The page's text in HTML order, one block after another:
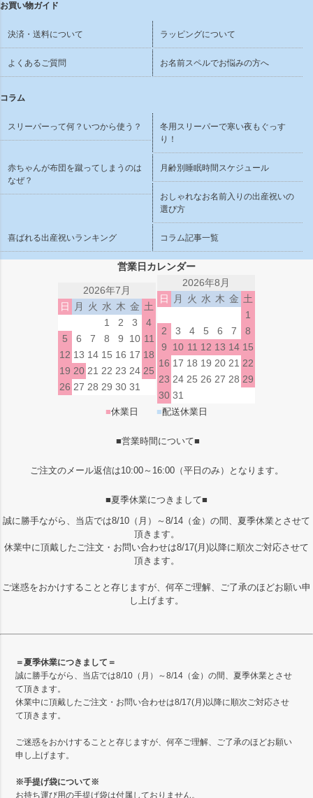
お買い物ガイド
決済・送料について ラッピングについて
よくあるご質問 お名前スペルでお悩みの方へ
コラム
スリーパーって何？いつから使う？
冬用スリーパーで寒い夜もぐっす
り！
赤ちゃんが布団を蹴ってしまうのは
なぜ？
月齢別睡眠時間スケジュール
おしゃれなお名前入りの出産祝いの
選び方
喜ばれる出産祝いランキング コラム記事一覧
営業日カレンダー
2026年7月
日
月 火 水 木 金 土
1
2 3
4
5
6 7 8 9 10 11
12 13 14 15 16 17 18
19 20 21 22 23 24 25
26 27 28 29 30 31
2026年8月
日
月 火 水 木 金 土
1
2
3 4 5 6 7
8
9
10 11 12 13 14 15
16 17 18 19 20 21 22
23 24 25 26 27 28 29
30 31
■休業日 ■配送休業日
■営業時間について■
ご注文のメール返信は10:00～16:00（平日のみ）となります。
■夏季休業につきまして■
誠に勝手ながら、当店では8/10（月）～8/14（金）の間、夏季休業とさせて
頂きます。
休業中に頂戴したご注文・お問い合わせは8/17(月)以降に順次ご対応させて
頂きます。
ご迷惑をおかけすることと存じますが、何卒ご理解、ご了承のほどお願い申
し上げます。
＝夏季休業につきまして＝
誠に勝手ながら、当店では8/10（月）～8/14（金）の間、夏季休業とさせ
て頂きます。
休業中に頂戴したご注文・お問い合わせは8/17(月)以降に順次ご対応させ
て頂きます。
ご迷惑をおかけすることと存じますが、何卒ご理解、ご了承のほどお願い
申し上げます。
※手提げ袋について※
お持ち運び用の手提げ袋は付属しておりません。